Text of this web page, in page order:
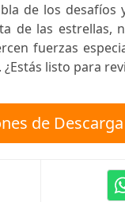
de los desafíos
de las estrellas,
fuerzas
listo para
de Descarga